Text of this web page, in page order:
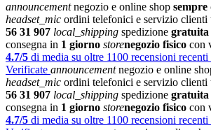
announcementnegozio e online shop
headset_mic ordini telefonici e servizio clienti
56 31 907 local_shipping spedizione gratuita
consegna in 1 giorno storenegozio fisico con
4.7/5 di media su oltre 1100 recensioni
Verificate announcementnegozio e online
headset_mic ordini telefonici e servizio clienti
56 31 907 local_shipping spedizione gratuita
consegna in 1 giorno storenegozio fisico con
4.7/5 di media su oltre 1100 recensioni